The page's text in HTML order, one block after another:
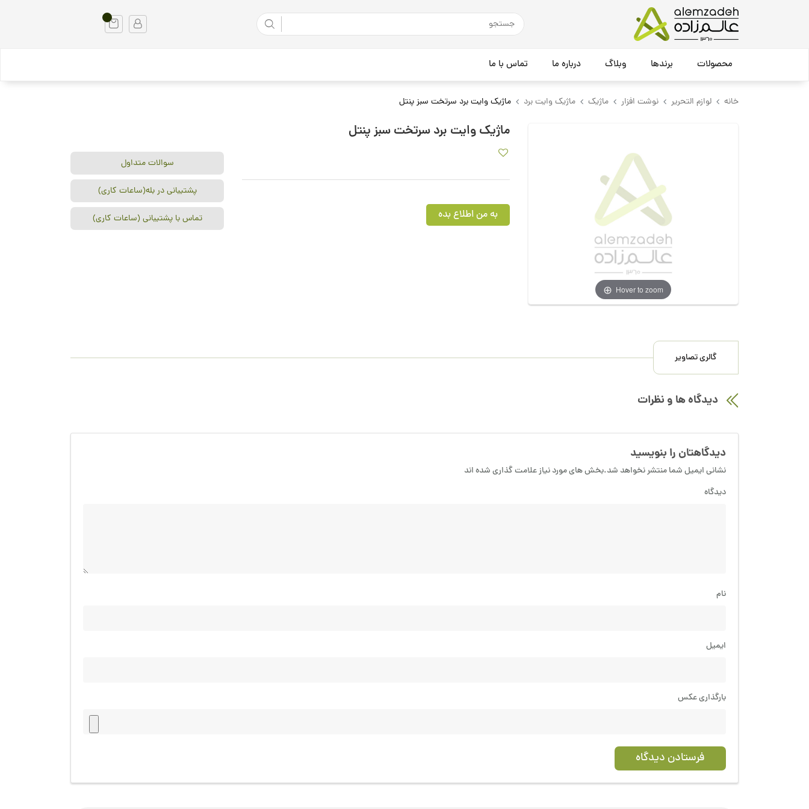
محصولات برندها وبلاگ درباره ما تماس با ما
خانه لوازم التحریر نوشت افزار ماژیک ماژیک وایت برد ماژیک وایت برد سرتخت سبز پنتل
Hover to zoom
ماژیک وایت برد سرتخت سبز پنتل
به من اطلاع بده
سوالات متداول
پشتیبانی در بله(ساعات کاری)
تماس با پشتیبانی (ساعات کاری)
گالری تصاویر
دیدگاه ها و نظرات
دیدگاهتان را بنویسید
نشانی ایمیل شما منتشر نخواهد شد.بخش های مورد نیاز علامت گذاری شده اند
دیدگاه
نام
ایمیل
بارگذاری عکس
فرستادن دیدگاه